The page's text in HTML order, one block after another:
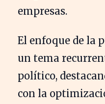
empresas.
El enfoque de la
un tema
político,
con la